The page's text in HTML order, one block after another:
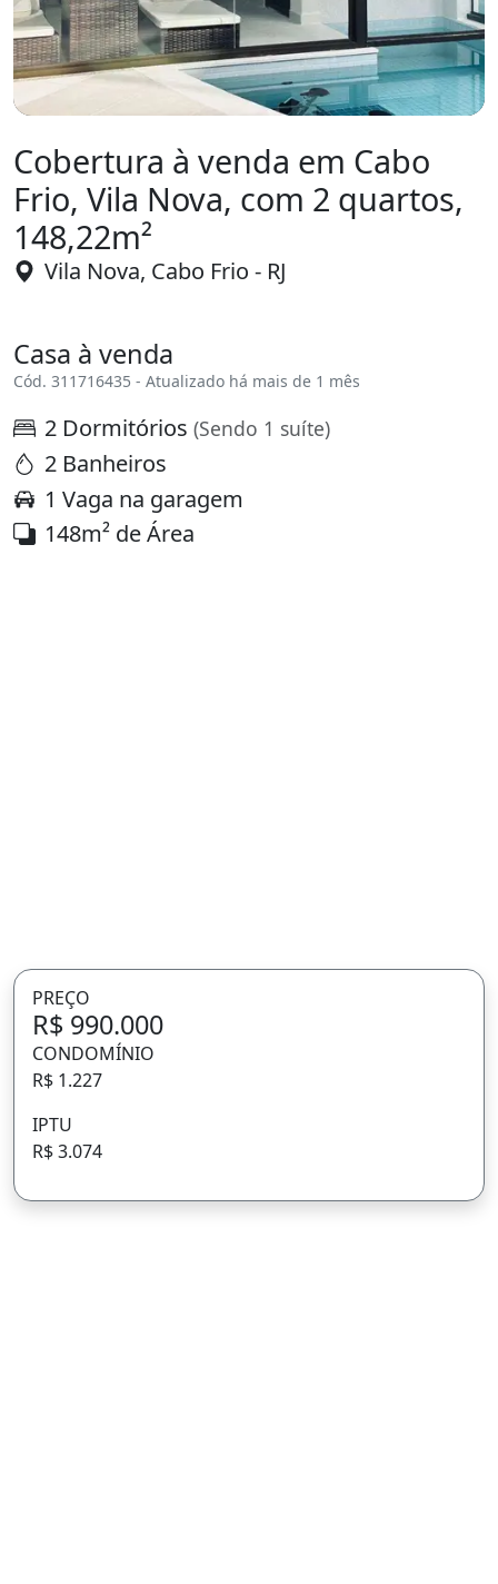
Cobertura à venda em Cabo
Frio, Vila Nova, com 2 quartos,
148,22m²
Vila Nova, Cabo Frio - RJ
Casa à venda
Cód. 311716435 - Atualizado há mais de 1 mês
2 Dormitórios (Sendo 1 suíte)
2 Banheiros
1 Vaga na garagem
148m² de Área
PREÇO
R$ 990.000
CONDOMÍNIO
R$ 1.227
IPTU
R$ 3.074